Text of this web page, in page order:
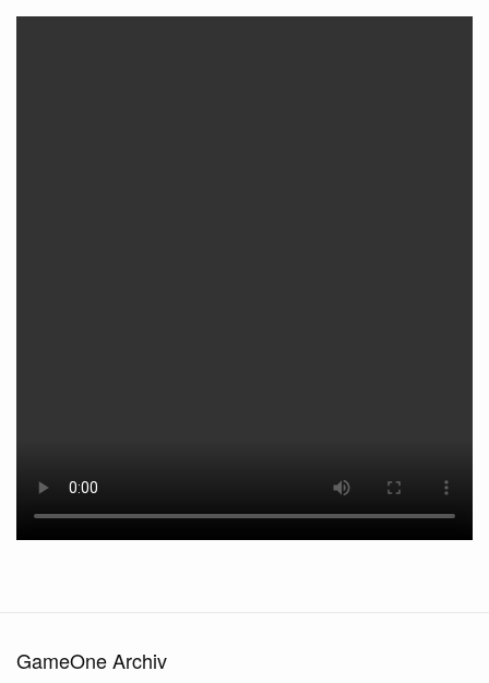
GameOne Archiv